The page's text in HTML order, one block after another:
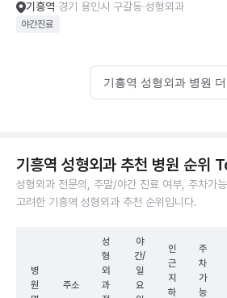
기흥역 경기 용인시 구갈동 성형외과
야간진료
기흥역 성형외과 병원
기흥역 성형외과 추천 병원 순위
성형외과 전문의, 주말/야간 진료 여부, 주차가
고려한 기흥역 성형외과 추천 순위입니다.
병
원
주소
성
형
외
과
야
간/
일
요
인
근
지
하
주
차
가
능